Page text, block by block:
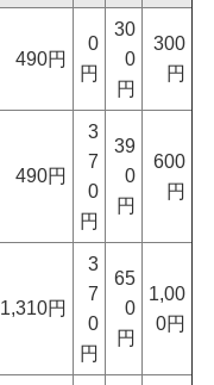
490円
0
円
30
0
円
300
円
490円
3
7
0
円
39
0
円
600
円
1,310円
3
7
0
円
65
0
円
1,00
0円